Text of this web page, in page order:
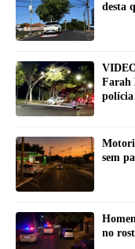
desta
Farah
polícia
sem
no